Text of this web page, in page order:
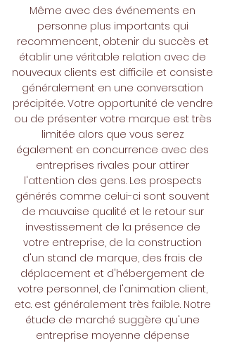
Même avec des événements en
personne plus importants qui
recommencent, obtenir du succès et
établir une véritable relation avec de
nouveaux clients est difficile et consiste
généralement en une conversation
précipitée. Votre opportunité de vendre
ou de présenter votre marque est très
limitée alors que vous serez
également en concurrence avec des
entreprises rivales pour attirer
l'attention des gens. Les prospects
générés comme celui-ci sont souvent
de mauvaise qualité et le retour sur
investissement de la présence de
votre entreprise, de la construction
d'un stand de marque, des frais de
déplacement et d'hébergement de
votre personnel, de l'animation client,
etc. est généralement très faible. Notre
étude de marché suggère qu'une
entreprise moyenne dépense